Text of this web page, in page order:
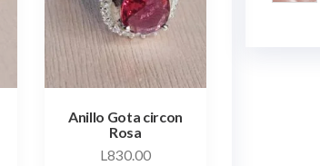
Anillo Gota circon
Rosa
L830.00